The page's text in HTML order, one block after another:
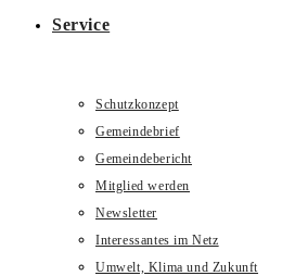
Service
Schutzkonzept
Gemeindebrief
Gemeindebericht
Mitglied werden
Newsletter
Interessantes im Netz
Umwelt, Klima und Zukunft